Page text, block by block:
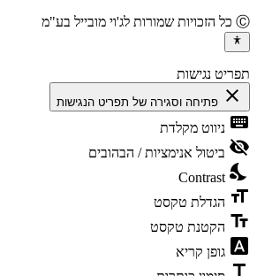
נגישות
פתיחה וסגירה של תפריט הנגישות
ניווט מקלדת
ביטול אנימציות / הבהובים
Contrast
הגדלת טקסט
הקטנת טקסט
גופן קריא